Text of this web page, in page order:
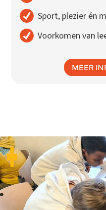
Sport, plezier én
Voorkomen van
MEER